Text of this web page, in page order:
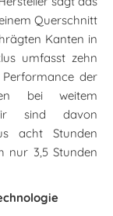
Querschnitt
Kanten in
umfasst zehn
der
bei weitem
sind davon
acht Stunden
nur 3,5 Stunden